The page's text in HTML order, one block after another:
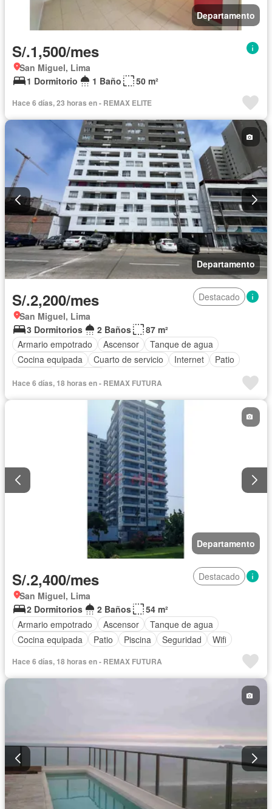
Departamento
S/.1,500/mes
San Miguel, Lima
1 Dormitorio
1 Baño 50 m²
Hace 6 días, 23 horas en - REMAX ELITE
Departamento
S/.2,200/mes
Destacado
San Miguel, Lima
3 Dormitorios
2 Baños
87 m²
Armario empotrado
Ascensor
Tanque de agua
Cocina equipada
Cuarto de servicio Internet
Patio
Hace 6 días, 18 horas en - REMAX FUTURA
Departamento
S/.2,400/mes
Destacado
San Miguel, Lima
2 Dormitorios
2 Baños
54 m²
Armario empotrado
Ascensor
Tanque de agua
Cocina equipada
Patio Piscina Seguridad Wifi
Hace 6 días, 18 horas en - REMAX FUTURA